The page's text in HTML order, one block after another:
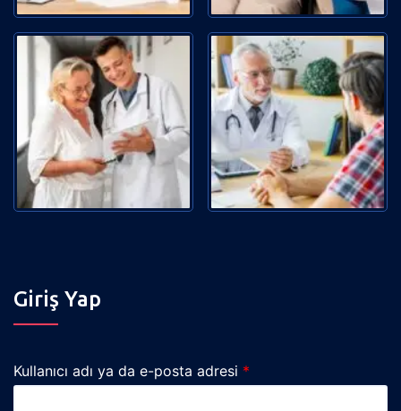
Giriş Yap
Kullanıcı adı ya da e-posta adresi *